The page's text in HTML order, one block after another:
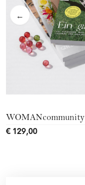
←
WOMANcommunity
€ 129,00